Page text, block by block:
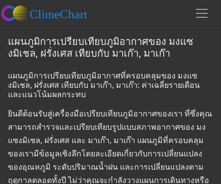
แผนภูมิการเปรียบเทียบภูมิอากาศของ มงแซ
งมิเชล, ฝรั่งเศส เทียบกับ มาเก๊า, มาเก๊า
แผนภูมิการเปรียบเทียบภูมิอากาศที่ครอบคลุมของ มงแซ
งมิเชล, ฝรั่งเศส เทียบกับ มาเก๊า, มาเก๊า: ค่าเฉลี่ยรายเดือน
และแนวโน้มผลกระทบ
ยินดีต้อนรับสู่เครื่องมือเปรียบเทียบภูมิอากาศของเรา ที่ซึ่งคุณ
สามารถสำรวจและเปรียบเทียบรูปแบบสภาพอากาศของ มง
แซงมิเชล, ฝรั่งเศส และ มาเก๊า, มาเก๊า แผนภูมิที่ครอบคลุม
ของเรามีข้อมูลเชิงลึกโดยละเอียดเกี่ยวกับการเปลี่ยนแปลง
ของอุณหภูมิ ระดับปริมาณน้ำฝน และการเปลี่ยนแปลงตาม
ฤดูกาลตลอดทั้งปี ไม่ว่าคุณจะกำลังวางแผนการเดินทางหรือ